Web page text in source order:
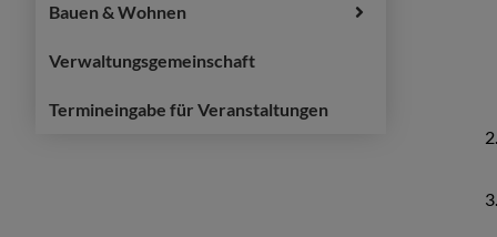
Bauen & Wohnen
Verwaltungsgemeinschaft
Termineingabe für Veranstaltungen